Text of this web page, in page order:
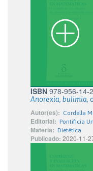
ISBN 978-956-14-
Anorexia, bulimia,
Autor(es): Cordella
Editorial: Pontificia
Materia: Dietética
Publicado: 2020-11-